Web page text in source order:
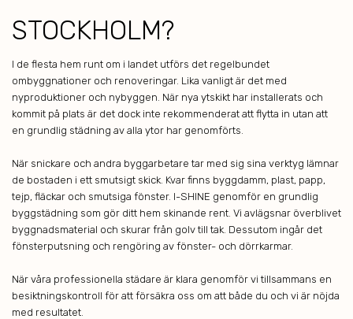
STOCKHOLM?
I de flesta hem runt om i landet utförs det regelbundet
ombyggnationer och renoveringar. Lika vanligt är det med
nyproduktioner och nybyggen. När nya ytskikt har installerats och
kommit på plats är det dock inte rekommenderat att flytta in utan att
en grundlig städning av alla ytor har genomförts.
När snickare och andra byggarbetare tar med sig sina verktyg lämnar
de bostaden i ett smutsigt skick. Kvar finns byggdamm, plast, papp,
tejp, fläckar och smutsiga fönster. I-SHINE genomför en grundlig
byggstädning som gör ditt hem skinande rent. Vi avlägsnar överblivet
byggnadsmaterial och skurar från golv till tak. Dessutom ingår det
fönsterputsning och rengöring av fönster- och dörrkarmar.
När våra professionella städare är klara genomför vi tillsammans en
besiktningskontroll för att försäkra oss om att både du och vi är nöjda
med resultatet.